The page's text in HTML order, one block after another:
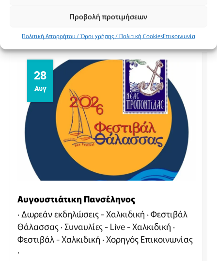
Προβολή προτιμήσεων
Πολιτική Απορρήτου / Όροι χρήσης / Πολιτική CookiesΕπικοινωνία
28
Αυγ
Αυγουστιάτικη Πανσέληνος
Δωρεάν εκδηλώσεις - Χαλκιδική Φεστιβάλ
Θάλασσας Συναυλίες - Live - Χαλκιδική
Φεστιβάλ - Χαλκιδική Χορηγός Επικοινωνίας